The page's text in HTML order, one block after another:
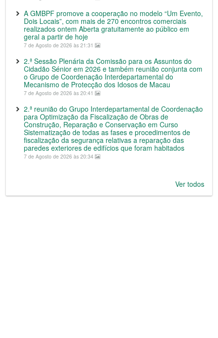
A GMBPF promove a cooperação no modelo “Um Evento,
Dois Locais”, com mais de 270 encontros comerciais
realizados ontem Aberta gratuitamente ao público em
geral a partir de hoje
7 de Agosto de 2026 às 21:31
2.ª Sessão Plenária da Comissão para os Assuntos do
Cidadão Sénior em 2026 e também reunião conjunta com
o Grupo de Coordenação Interdepartamental do
Mecanismo de Protecção dos Idosos de Macau
7 de Agosto de 2026 às 20:41
2.ª reunião do Grupo Interdepartamental de Coordenação
para Optimização da Fiscalização de Obras de
Construção, Reparação e Conservação em Curso
Sistematização de todas as fases e procedimentos de
fiscalização da segurança relativas a reparação das
paredes exteriores de edifícios que foram habitados
7 de Agosto de 2026 às 20:34
Ver todos